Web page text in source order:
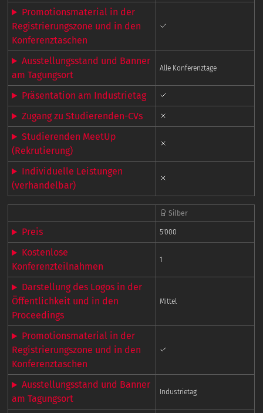
Promotionsmaterial in der
Registrierungszone und in den
Konferenztaschen
Ausstellungsstand und Banner
am Tagungsort
Alle Konferenztage
Präsentation am Industrietag
Zugang zu Studierenden-CVs
Studierenden MeetUp
(Rekrutierung)
Individuelle Leistungen
(verhandelbar)
Silber
Preis 5'000
Kostenlose
Konferenzteilnahmen
1
Darstellung des Logos in der
Öffentlichkeit und in den
Proceedings
Mittel
Promotionsmaterial in der
Registrierungszone und in den
Konferenztaschen
Ausstellungsstand und Banner
am Tagungsort
Industrietag